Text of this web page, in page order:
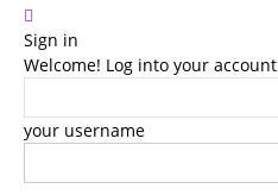
Sign in
Welcome! Log into your account
your username